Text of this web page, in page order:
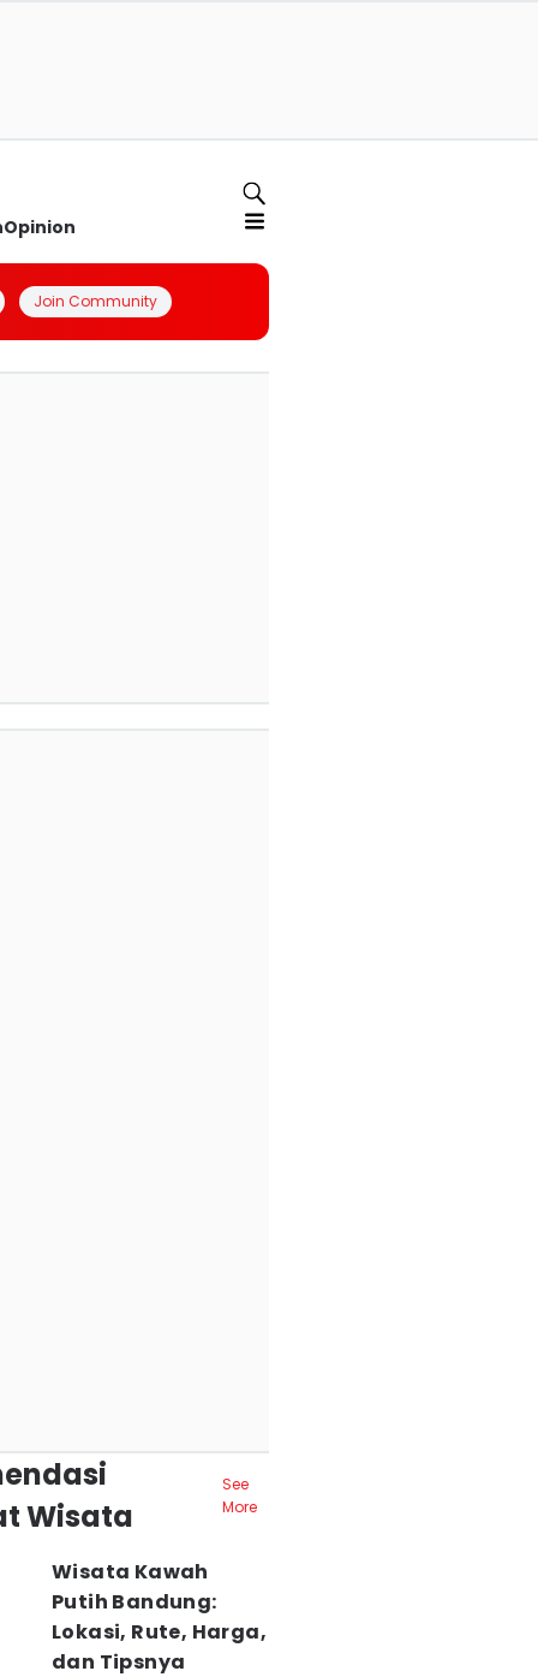
Opinion
Join Community
Wisata
See
More
Wisata Kawah
Putih Bandung:
Lokasi, Rute, Harga,
dan Tipsnya